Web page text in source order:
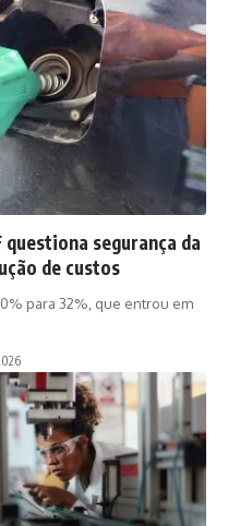
segurança da
de custos
para 32%, que entrou em